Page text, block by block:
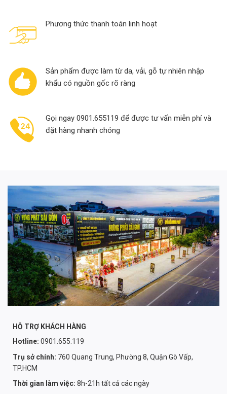
Phương thức thanh toán linh hoạt
Sản phẩm được làm từ da, vải, gỗ tự nhiên nhập
khẩu có nguồn gốc rõ ràng
Gọi ngay 0901.655119 để được tư vấn miễn phí và
đặt hàng nhanh chóng
HỖ TRỢ KHÁCH HÀNG
Hotline: 0901.655.119
Trụ sở chính: 760 Quang Trung, Phường 8, Quận Gò Vấp,
TP.HCM
Thời gian làm việc: 8h-21h tất cả các ngày